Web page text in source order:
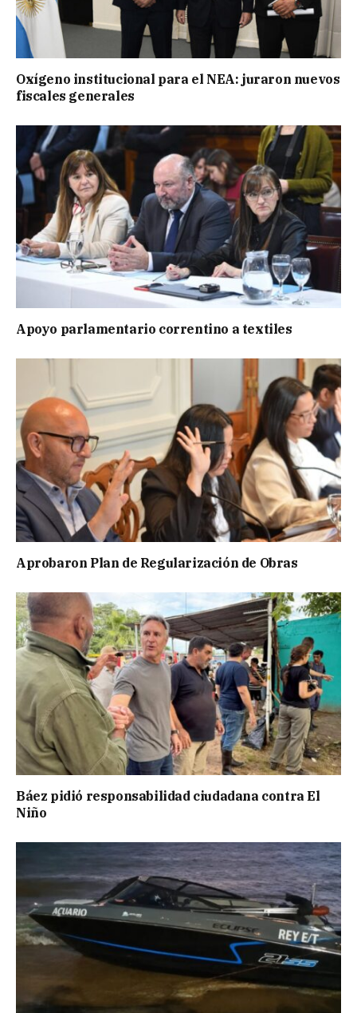
Oxígeno institucional para el NEA: juraron nuevos
fiscales generales
Apoyo parlamentario correntino a textiles
Aprobaron Plan de Regularización de Obras
Báez pidió responsabilidad ciudadana contra El
Niño